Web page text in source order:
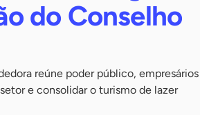
do Conselho
reúne poder público,
e consolidar o turismo de lazer